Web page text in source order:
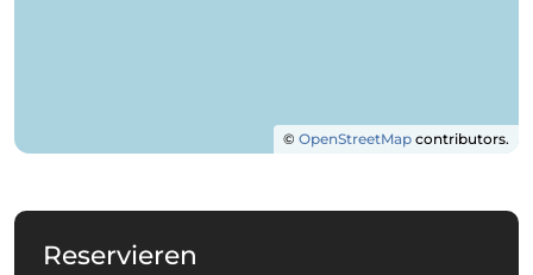
© OpenStreetMap contributors.
Reservieren